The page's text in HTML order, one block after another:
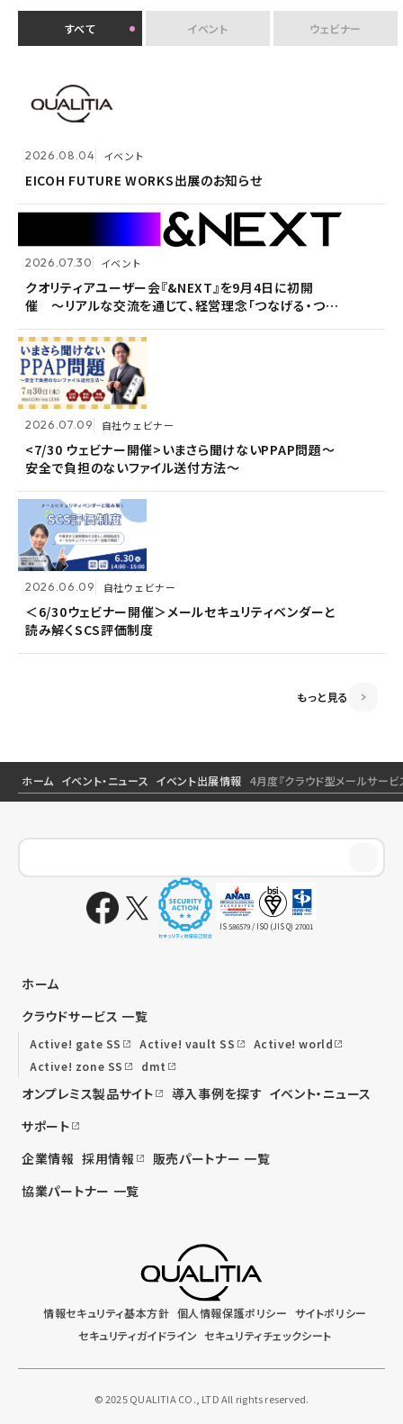
すべて イベント ウェビナー
2026.08.04 イベント
EICOH FUTURE WORKS出展のお知らせ
2026.07.30 イベント
クオリティアユーザー会『&NEXT』を9月4日に初開
催 〜リアルな交流を通じて、経営理念「つなげる・つな
2026.07.09 自社ウェビナー
<7/30 ウェビナー開催>いまさら聞けないPPAP問題～
安全で負担のないファイル送付方法～
2026.06.09 自社ウェビナー
＜6/30ウェビナー開催＞メールセキュリティベンダーと
読み解くSCS評価制度
2026.08.04 イベント
EICOH FUTURE WORKS出展のお知らせ
2026.07.30 イベント
クオリティアユーザー会『&NEXT』を9月4日に初開
催 〜リアルな交流を通じて、経営理念「つなげる・つな
2026.07.09 自社ウェビナー
<7/30 ウェビナー開催>いまさら聞けないPPAP問題～
安全で負担のないファイル送付方法～
2026.06.09 自社ウェビナー
＜6/30ウェビナー開催＞メールセキュリティベンダーと
読み解くSCS評価制度
2026.07.30
クオリティアユーザー会『&NEXT』を9月4日に初開
催 〜リアルな交流を通じて、経営理念「つなげる・つな
がる想いを未来へつなぐ」を体現〜
2026.07.09 自社ウェビナー
<7/30 ウェビナー開催>いまさら聞けないPPAP問題～
2026.06.09 自社ウェビナー
＜6/30ウェビナー開催＞メールセキュリティベンダーと
2026.04.28 共催ウェビナー
＜5/21ウェビナー開催＞ゼロトラスト思考～信用しない
もっと見る
ホーム イベント・ニュース イベント出展情報 4月度『クラウド型メールサー
IS 586579 / ISO (JIS Q) 27001
ホーム
クラウドサービス 一覧
Active! gate SS Active! vault SS
Active! world
Active! zone SS
dmt
オンプレミス製品サイト 導入事例を探す イベント・ニュース
サポート
企業情報 採用情報
販売パートナー 一覧
協業パートナー 一覧
情報セキュリティ基本方針 個人情報保護ポリシー サイトポリシー
セキュリティガイドライン セキュリティチェックシート
© 2025 QUALITIA CO., LTD All rights reserved.